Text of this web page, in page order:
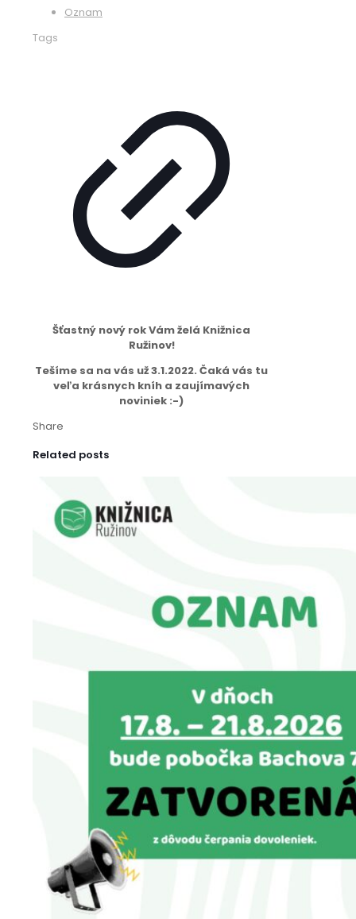
Oznam
Tags
Šťastný nový rok Vám želá Knižnica
Ružinov!
Tešíme sa na vás už 3.1.2022. Čaká vás tu
veľa krásnych kníh a zaujímavých
noviniek :-)
Share
Related posts